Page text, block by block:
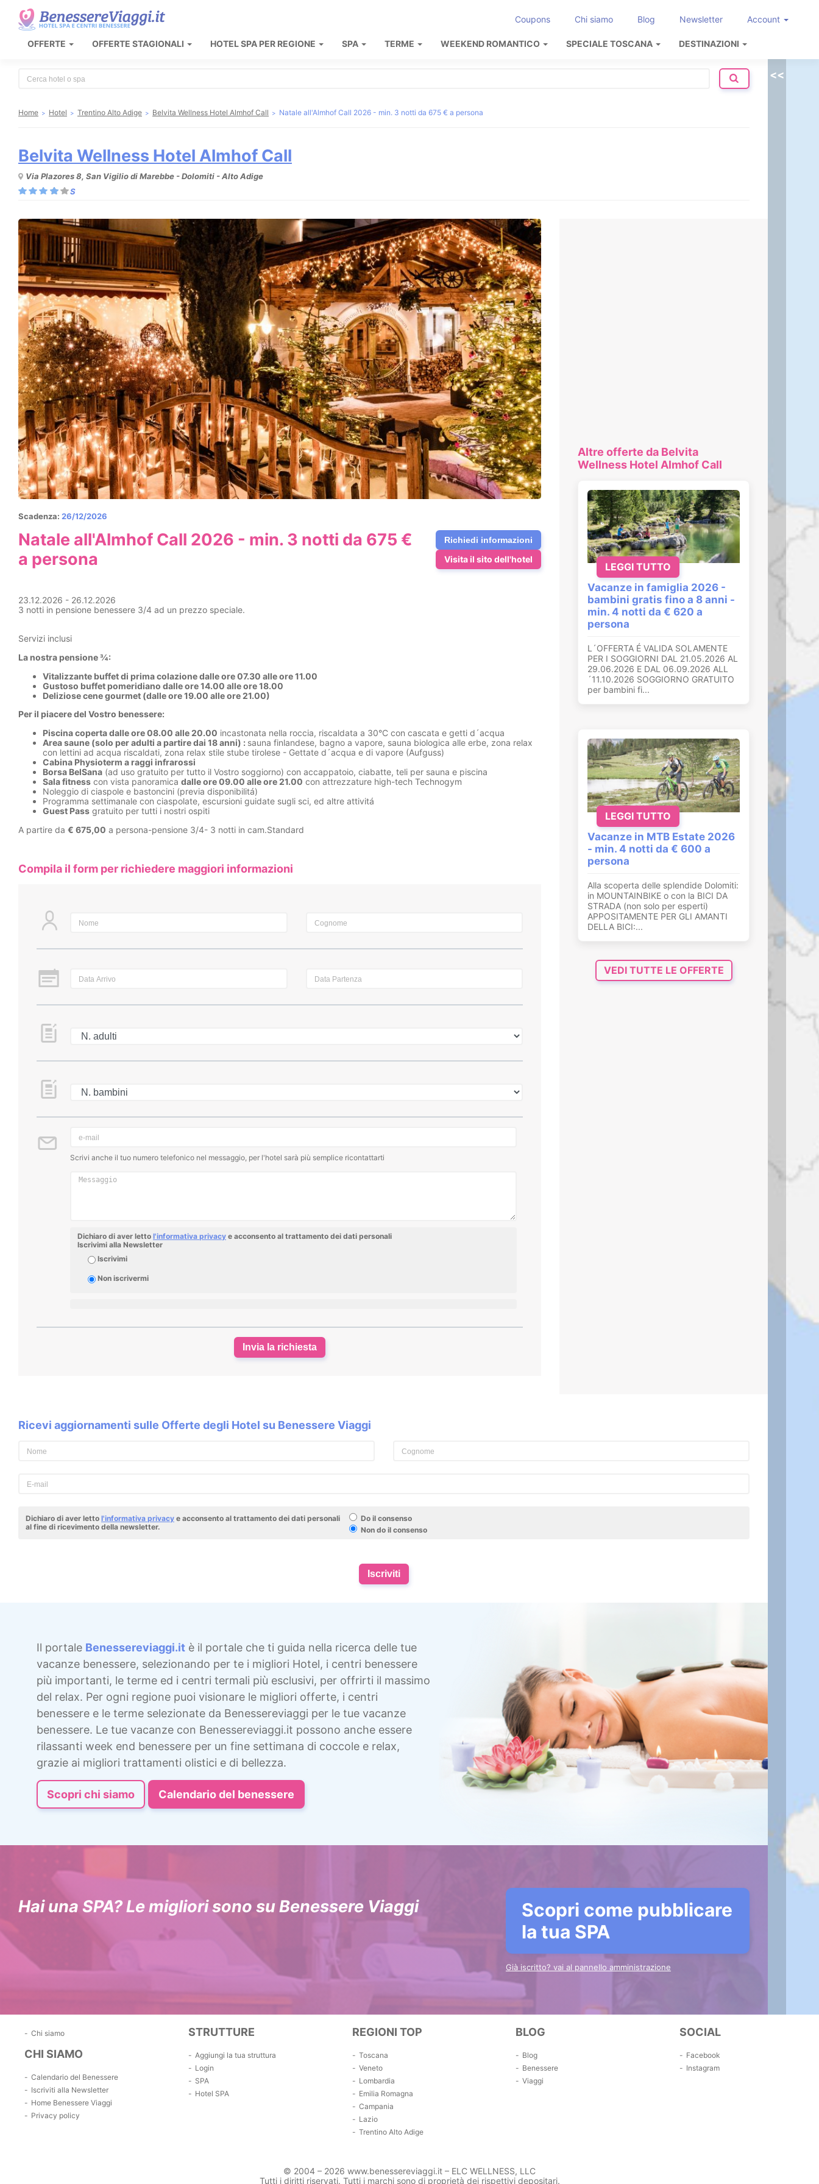
Coupons Chi siamo Blog Newsletter Account
OFFERTE OFFERTE STAGIONALI HOTEL SPA PER REGIONE SPA TERME WEEKEND ROMANTICO SPECIALE TOSCANA DESTINAZIONI
Home Hotel Trentino Alto Adige Belvita Wellness Hotel Almhof Call Natale all'Almhof Call 2026 - min. 3 notti da 675 € a persona
Belvita Wellness Hotel Almhof Call
Via Plazores 8, San Vigilio di Marebbe - Dolomiti - Alto Adige
Scadenza: 26/12/2026
Natale all'Almhof Call 2026 - min. 3 notti da 675 €
a persona
Richiedi informazioni
Visita il sito dell'hotel
23.12.2026 - 26.12.2026
3 notti in pensione benessere 3/4 ad un prezzo speciale.
Servizi inclusi
La nostra pensione ¾:
Vitalizzante buffet di prima colazione dalle ore 07.30 alle ore 11.00
Gustoso buffet pomeridiano dalle ore 14.00 alle ore 18.00
Deliziose cene gourmet (dalle ore 19.00 alle ore 21.00)
Per il piacere del Vostro benessere:
Piscina coperta dalle ore 08.00 alle 20.00 incastonata nella roccia, riscaldata a 30°C con cascata e getti d´acqua
Area saune (solo per adulti a partire dai 18 anni) : sauna finlandese, bagno a vapore, sauna biologica alle erbe, zona relax
con lettini ad acqua riscaldati, zona relax stile stube tirolese - Gettate d´acqua e di vapore (Aufguss)
Cabina Physioterm a raggi infrarossi
Borsa BelSana (ad uso gratuito per tutto il Vostro soggiorno) con accappatoio, ciabatte, teli per sauna e piscina
Sala fitness con vista panoramica dalle ore 09.00 alle ore 21.00 con attrezzature high-tech Technogym
Noleggio di ciaspole e bastoncini (previa disponibilitá)
Programma settimanale con ciaspolate, escursioni guidate sugli sci, ed altre attivitá
Guest Pass gratuito per tutti i nostri ospiti
A partire da € 675,00 a persona-pensione 3/4- 3 notti in cam.Standard
Compila il form per richiedere maggiori informazioni
Scrivi anche il tuo numero telefonico nel messaggio, per l'hotel sarà più semplice ricontattarti
Dichiaro di aver letto l'informativa privacy e acconsento al trattamento dei dati personali
Iscrivimi alla Newsletter
Iscrivimi
Non iscrivermi
Invia la richiesta
Altre offerte da Belvita
Wellness Hotel Almhof Call
Vacanze in famiglia 2026 -
bambini gratis fino a 8 anni -
min. 4 notti da € 620 a
persona
L´OFFERTA É VALIDA SOLAMENTE
PER I SOGGIORNI DAL 21.05.2026 AL
29.06.2026 E DAL 06.09.2026 ALL
´11.10.2026 SOGGIORNO GRATUITO
per bambini fi...
LEGGI TUTTO
Vacanze in MTB Estate 2026
- min. 4 notti da € 600 a
persona
Alla scoperta delle splendide Dolomiti:
in MOUNTAINBIKE o con la BICI DA
STRADA (non solo per esperti)
APPOSITAMENTE PER GLI AMANTI
DELLA BICI:...
LEGGI TUTTO
VEDI TUTTE LE OFFERTE
Ricevi aggiornamenti sulle Offerte degli Hotel su Benessere Viaggi
Dichiaro di aver letto l'informativa privacy e acconsento al trattamento dei dati personali
al fine di ricevimento della newsletter.
Do il consenso
Non do il consenso
Iscriviti
Il portale Benessereviaggi.it è il portale che ti guida nella ricerca delle tue
vacanze benessere, selezionando per te i migliori Hotel, i centri benessere
più importanti, le terme ed i centri termali più esclusivi, per offrirti il massimo
del relax. Per ogni regione puoi visionare le migliori offerte, i centri
benessere e le terme selezionate da Benessereviaggi per le tue vacanze
benessere. Le tue vacanze con Benessereviaggi.it possono anche essere
rilassanti week end benessere per un fine settimana di coccole e relax,
grazie ai migliori trattamenti olistici e di bellezza.
Scopri chi siamo Calendario del benessere
Hai una SPA? Le migliori sono su Benessere Viaggi
Scopri come pubblicare
la tua SPA
Già iscritto? vai al pannello amministrazione
<<
Chi siamo
CHI SIAMO
Calendario del Benessere
Iscriviti alla Newsletter
Home Benessere Viaggi
Privacy policy
STRUTTURE
Aggiungi la tua struttura
Login
SPA
Hotel SPA
REGIONI TOP
Toscana
Veneto
Lombardia
Emilia Romagna
Campania
Lazio
Trentino Alto Adige
BLOG
Blog
Benessere
Viaggi
SOCIAL
Facebook
Instagram
© 2004 – 2026 www.benessereviaggi.it – ELC WELLNESS, LLC
Tutti i diritti riservati. Tutti i marchi sono di proprietà dei rispettivi depositari.